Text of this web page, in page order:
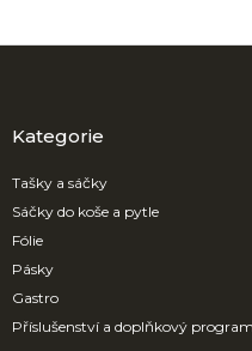
aKategorie
Tašky a sáčky
Sáčky do koše a pytle
Fólie
Pásky
Gastro
Příslušenství a doplňkový program